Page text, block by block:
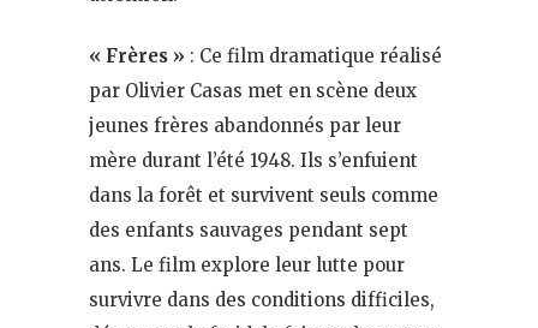
« Frères » : Ce film dramatique réalisé
par Olivier Casas met en scène deux
jeunes frères abandonnés par leur
mère durant l’été 1948. Ils s’enfuient
dans la forêt et survivent seuls comme
des enfants sauvages pendant sept
ans. Le film explore leur lutte pour
survivre dans des conditions difficiles,